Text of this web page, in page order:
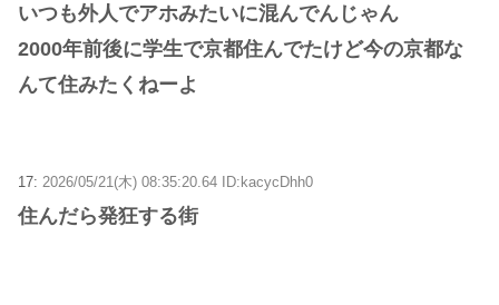
いつも外人でアホみたいに混んでんじゃん
2000年前後に学生で京都住んでたけど今の京都な
んて住みたくねーよ
17: 2026/05/21(木) 08:35:20.64 ID:kacycDhh0
住んだら発狂する街